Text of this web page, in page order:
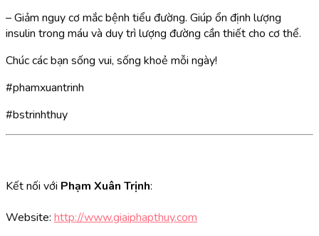
– Giảm nguy cơ mắc bệnh tiểu đường. Giúp ổn định lượng
insulin trong máu và duy trì lượng đường cần thiết cho cơ thể.
Chúc các bạn sống vui, sống khoẻ mỗi ngày!
#phamxuantrinh
#bstrinhthuy
Kết nối với Phạm Xuân Trịnh:
Website: http://www.giaiphapthuy.com